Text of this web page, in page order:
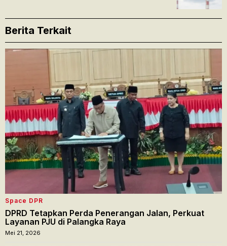
Berita Terkait
Space DPR
DPRD Tetapkan Perda Penerangan Jalan, Perkuat
Layanan PJU di Palangka Raya
Mei 21, 2026